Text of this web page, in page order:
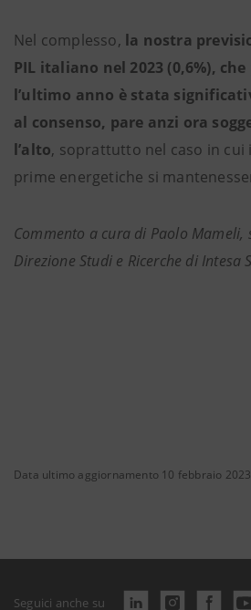
Nel complesso, la nostra
PIL italiano nel 2023 (0,6%),
l’ultimo anno è stata
al consenso, pare anzi ora
l’alto, soprattutto nel caso in cui
prime energetiche si
Commento a cura di Paolo
Direzione Studi e Ricerche di Intesa
Data ultimo aggiornamento 10 febbraio
Seguici anche su